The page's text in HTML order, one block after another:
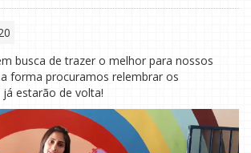
busca de trazer o melhor para nossos
forma procuramos relembrar os
estarão de volta!